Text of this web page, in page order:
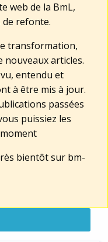
web de la BmL,
refonte.
transformation,
nouveaux articles.
entendu et
à être mis à jour.
passées
puissiez les
bientôt sur bm-